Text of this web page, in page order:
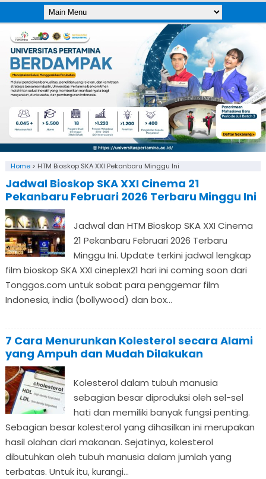
Home> HTM Bioskop SKA XXI Pekanbaru Minggu Ini
Jadwal Bioskop SKA XXI Cinema 21
Pekanbaru Februari 2026 Terbaru Minggu Ini
Jadwal dan HTM Bioskop SKA XXI Cinema
21 Pekanbaru Februari 2026 Terbaru
Minggu Ini. Update terkini jadwal lengkap
film bioskop SKA XXI cineplex21 hari ini coming soon dari
Tonggos.com untuk sobat para penggemar film
Indonesia, india (bollywood) dan box...
7 Cara Menurunkan Kolesterol secara Alami
yang Ampuh dan Mudah Dilakukan
Kolesterol dalam tubuh manusia
sebagian besar diproduksi oleh sel-sel
hati dan memiliki banyak fungsi penting.
Sebagian besar kolesterol yang dihasilkan ini merupakan
hasil olahan dari makanan. Sejatinya, kolesterol
dibutuhkan oleh tubuh manusia dalam jumlah yang
terbatas. Untuk itu, kurangi...